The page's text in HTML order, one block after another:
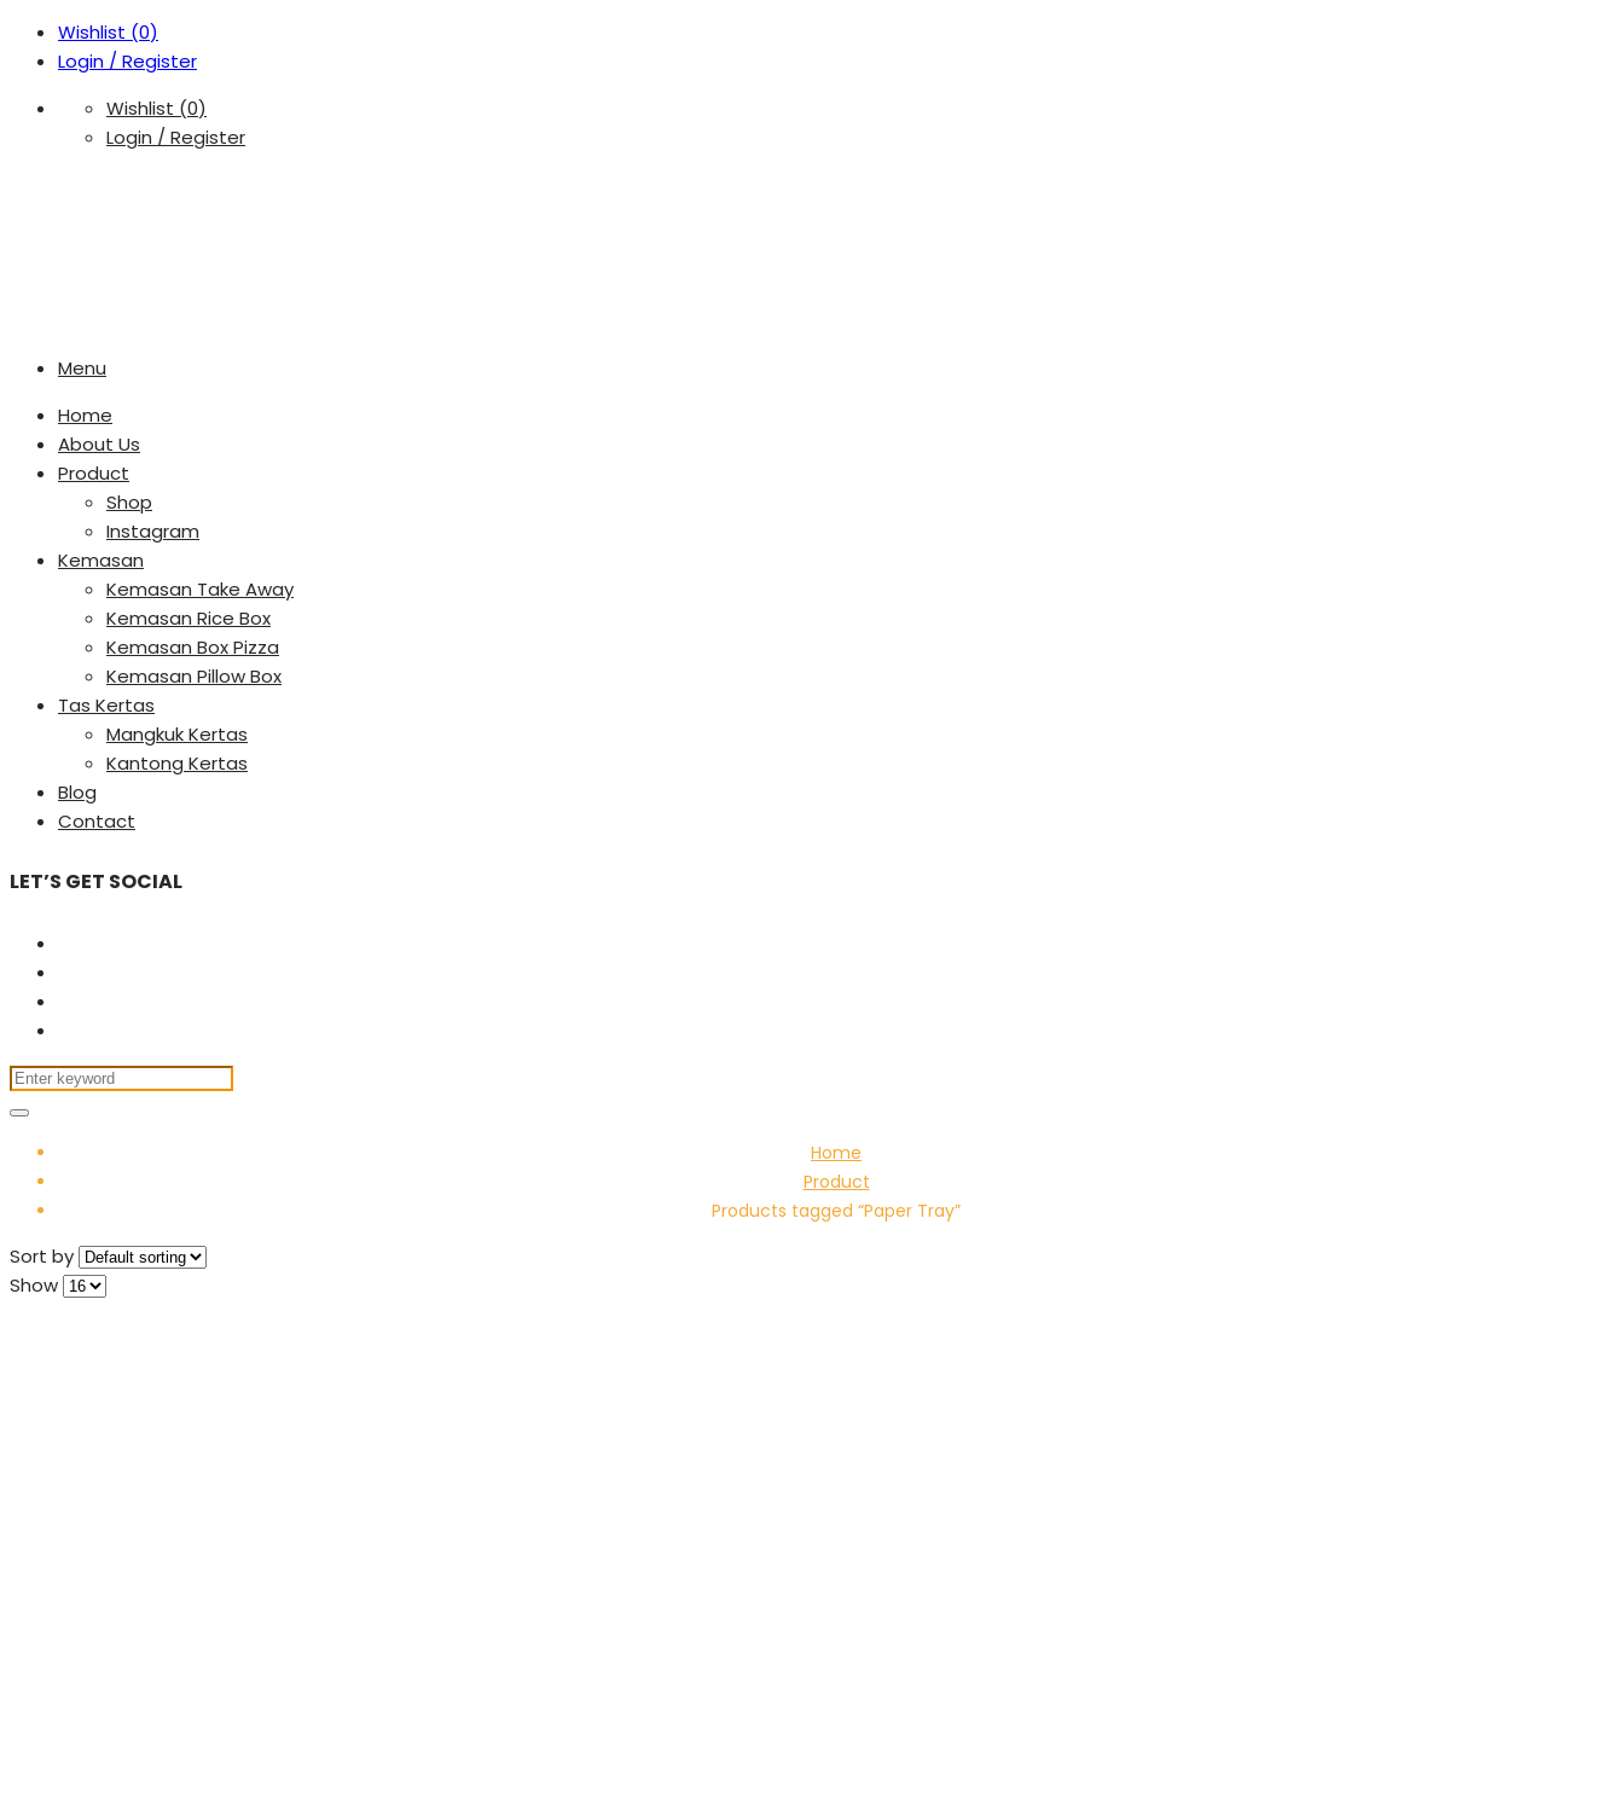
Wishlist (0)
Login / Register
Wishlist (0)
Login / Register
Menu
Home
About Us
Product
Shop
Instagram
Kemasan
Kemasan Take Away
Kemasan Rice Box
Kemasan Box Pizza
Kemasan Pillow Box
Tas Kertas
Mangkuk Kertas
Kantong Kertas
Blog
Contact
LET’S GET SOCIAL
Home
Product
Products tagged “Paper Tray”
Sort by
Show